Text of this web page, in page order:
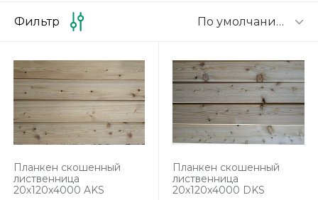
По умолчанию
Фильтр
Планкен скошенный
лиственница
20х120х4000 AKS
Планкен скошенный
лиственница
20х120х4000 DKS